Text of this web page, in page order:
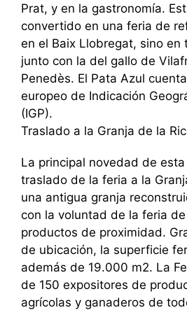
Prat, y en la gastronomía.
convertido en una feria de
en el Baix Llobregat, sino en
junto con la del gallo de
Penedès. El Pata Azul
europeo de Indicación
(IGP).
Traslado a la Granja de la
La principal novedad de
traslado de la feria a la
una antigua granja
con la voluntad de la feria
productos de proximidad.
de ubicación, la superficie
además de 19.000 m2. La
de 150 expositores de
agrícolas y ganaderos de